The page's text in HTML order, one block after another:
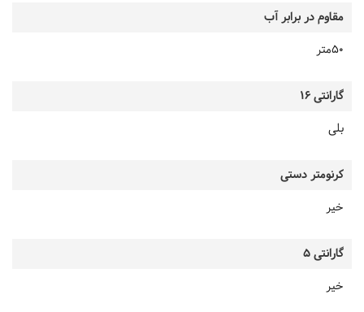
مقاوم در برابر آب
50متر
گارانتی 16
بلی
کرنومتر دستی
خیر
گارانتی 5
خیر